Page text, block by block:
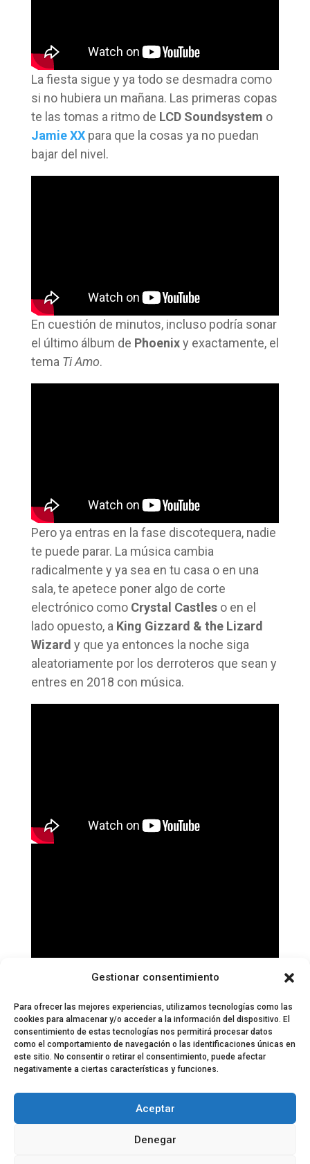
Gestionar consentimiento
Para ofrecer las mejores experiencias, utilizamos tecnologías como las
cookies para almacenar y/o acceder a la información del dispositivo. El
consentimiento de estas tecnologías nos permitirá procesar datos
como el comportamiento de navegación o las identificaciones únicas en
este sitio. No consentir o retirar el consentimiento, puede afectar
negativamente a ciertas características y funciones.
Aceptar
Denegar
La fiesta sigue y ya todo se desmadra como
si no hubiera un mañana. Las primeras copas
te las tomas a ritmo de LCD Soundsystem o
Jamie XXpara que la cosas ya no puedan
bajar del nivel.
En cuestión de minutos, incluso podría sonar
el último álbum de Phoenixy exactamente, el
tema Ti Amo.
Pero ya entras en la fase discotequera, nadie
te puede parar. La música cambia
radicalmente y ya sea en tu casa o en una
sala, te apetece poner algo de corte
electrónico como Crystal Castleso en el
lado opuesto, a King Gizzard & the Lizard
Wizard y que ya entonces la noche siga
aleatoriamente por los derroteros que sean y
entres en 2018 con música.
Equipo EPDLT Contacto